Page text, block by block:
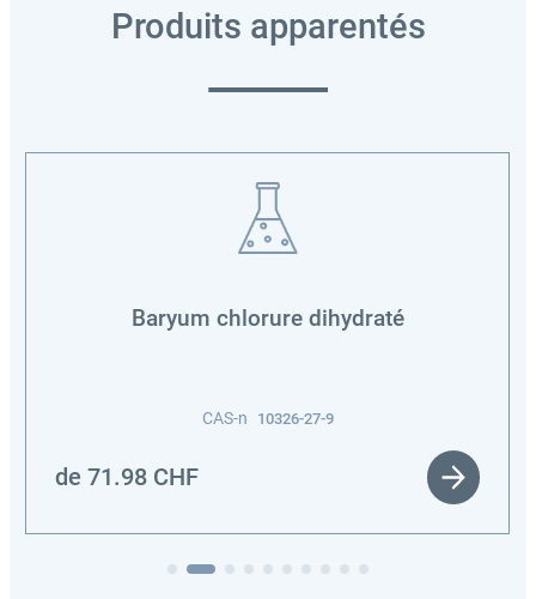
Produits apparentés
Baryum chlorure dihydraté
CAS-n 10326-27-9
de71.98 CHF